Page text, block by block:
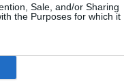
Sale, and/or Sharing
the Purposes for which it